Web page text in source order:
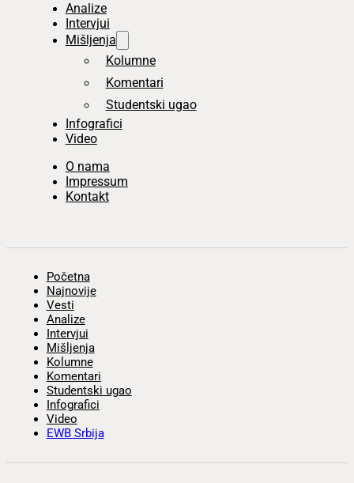
Analize
Intervjui
Mišljenja
Kolumne
Komentari
Studentski ugao
Infografici
Video
O nama
Impressum
Kontakt
Početna
Najnovije
Vesti
Analize
Intervjui
Mišljenja
Kolumne
Komentari
Studentski ugao
Infografici
Video
EWB Srbija